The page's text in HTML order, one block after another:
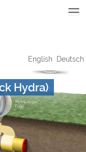
English Deutsch
Hydra)